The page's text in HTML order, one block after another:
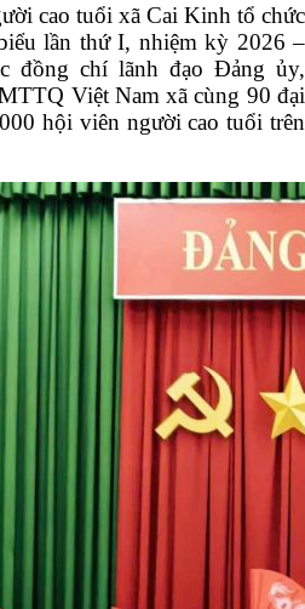
cao tuổi xã Cai Kinh tổ chức
lần thứ I, nhiệm kỳ 2026 –
đồng chí lãnh đạo Đảng ủy,
Việt Nam xã cùng 90 đại
hội viên người cao tuổi trên